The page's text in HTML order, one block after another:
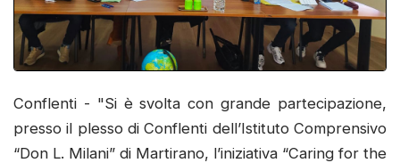
Conflenti - "Si è svolta con grande partecipazione,
presso il plesso di Conflenti dell’Istituto Comprensivo
“Don L. Milani” di Martirano, l’iniziativa “Caring for the